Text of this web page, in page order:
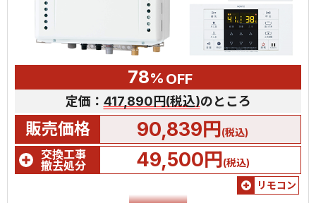
78% OFF
定価： 417,890円(税込)のところ
販売価格 90,839円(税込)
交換工事
撤去処分
49,500円(税込)
リモコン